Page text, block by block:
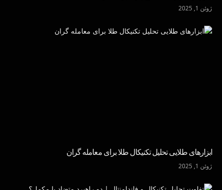
ژوئن 1, 2025
ابزارهای طلایی تحلیل تکنیکال طلا برای معامله گران
ژوئن 1, 2025